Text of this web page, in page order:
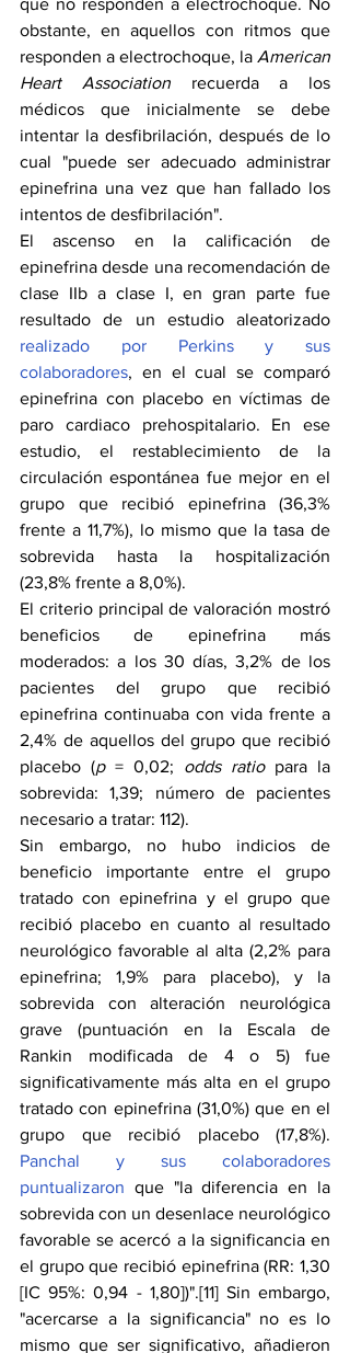
que no responden a electrochoque. No
obstante, en aquellos con ritmos que
responden a electrochoque, la American
Heart Association recuerda a los
médicos que inicialmente se debe
intentar la desfibrilación, después de lo
cual "puede ser adecuado administrar
epinefrina una vez que han fallado los
intentos de desfibrilación".
El ascenso en la calificación de
epinefrina desde una recomendación de
clase IIb a clase I, en gran parte fue
realizado por Perkins y sus
colaboradores, en el cual se comparó
epinefrina con placebo en víctimas de
paro cardiaco prehospitalario. En ese
estudio, el restablecimiento de la
circulación espontánea fue mejor en el
grupo que recibió epinefrina (36,3%
frente a 11,7%), lo mismo que la tasa de
sobrevida hasta la hospitalización
(23,8% frente a 8,0%).
El criterio principal de valoración mostró
beneficios de epinefrina más
moderados: a los 30 días, 3,2% de los
pacientes del grupo que recibió
epinefrina continuaba con vida frente a
2,4% de aquellos del grupo que recibió
placebo (p = 0,02; odds ratio para la
sobrevida: 1,39; número de pacientes
necesario a tratar: 112).
Sin embargo, no hubo indicios de
beneficio importante entre el grupo
tratado con epinefrina y el grupo que
recibió placebo en cuanto al resultado
neurológico favorable al alta (2,2% para
epinefrina; 1,9% para placebo), y la
sobrevida con alteración neurológica
grave (puntuación en la Escala de
Rankin modificada de 4 o 5) fue
significativamente más alta en el grupo
tratado con epinefrina (31,0%) que en el
Panchal y sus colaboradores
puntualizaron que "la diferencia en la
sobrevida con un desenlace neurológico
favorable se acercó a la significancia en
el grupo que recibió epinefrina (RR: 1,30
[IC 95%: 0,94 - 1,80])".[11] Sin embargo,
"acercarse a la significancia" no es lo
mismo que ser significativo, añadieron